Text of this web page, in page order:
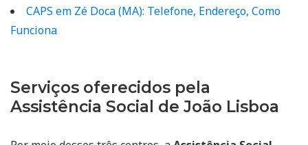
CAPS em Zé Doca (MA): Telefone, Endereço, Como
Funciona
Serviços oferecidos pela
Assistência Social de João Lisboa